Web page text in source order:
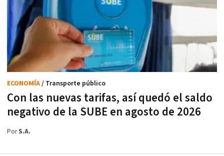
Con las nuevas tarifas, así quedó el saldo
negativo de la SUBE en agosto de 2026
ECONOMÍA/ Transporte público
PorS.A.